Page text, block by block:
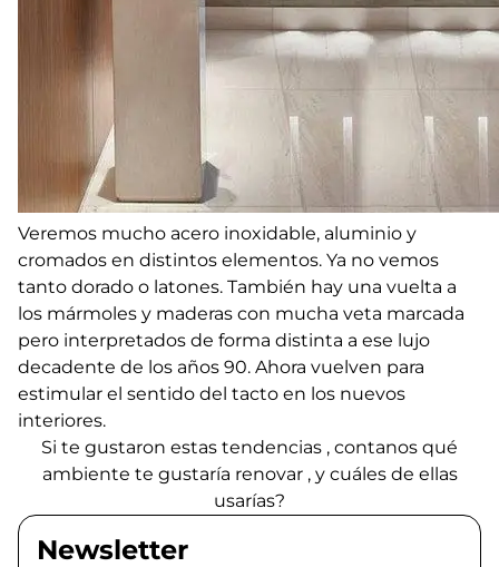
Veremos mucho acero inoxidable, aluminio y
cromados en distintos elementos. Ya no vemos
tanto dorado o latones. También hay una vuelta a
los mármoles y maderas con mucha veta marcada
pero interpretados de forma distinta a ese lujo
decadente de los años 90. Ahora vuelven para
estimular el sentido del tacto en los nuevos
interiores.
Si te gustaron estas tendencias , contanos qué
ambiente te gustaría renovar , y cuáles de ellas
usarías?
Newsletter